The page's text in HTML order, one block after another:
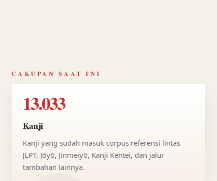
CAKUPAN SAAT INI
13.033
Kanji
Kanji yang sudah masuk corpus referensi lintas
JLPT, Jōyō, Jinmeiyō, Kanji Kentei, dan jalur
tambahan lainnya.